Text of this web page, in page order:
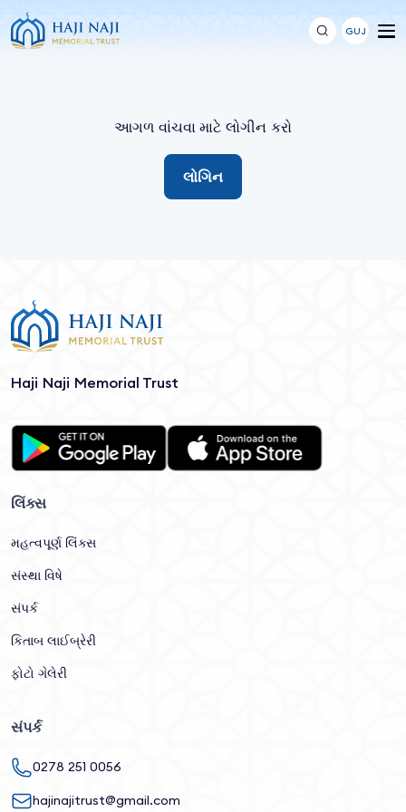
GUJ
આગળ વાંચવા માટે લોગીન કરો
લોગિન
Haji Naji Memorial Trust
લિંક્સ
મહત્વપૂર્ણ લિંક્સ
સંસ્થા વિષે
સંપર્ક
કિતાબ લાઈબ્રેરી
ફોટો ગેલેરી
સંપર્ક
0278 251 0056
hajinajitrust@gmail.com